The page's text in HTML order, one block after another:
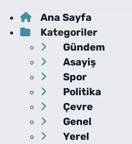
Ana Sayfa
Kategoriler
Gündem
Asayiş
Spor
Politika
Çevre
Genel
Yerel